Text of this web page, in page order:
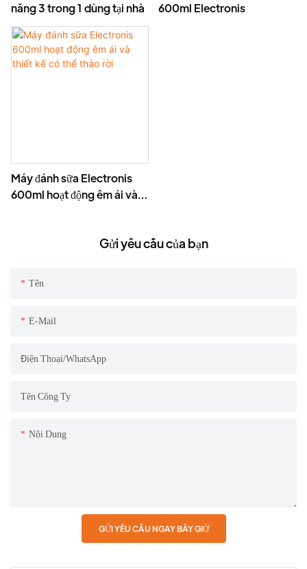
năng 3 trong 1 dùng tại nhà
600ml Electronis
Máy đánh sữa Electronis
600ml hoạt động êm ái và
Gửi yêu cầu của bạn
Tên
E-Mail
Điện Thoại/WhatsApp
Tên Công Ty
Nội Dung
GỬI YÊU CẦU NGAY BÂY GIỜ